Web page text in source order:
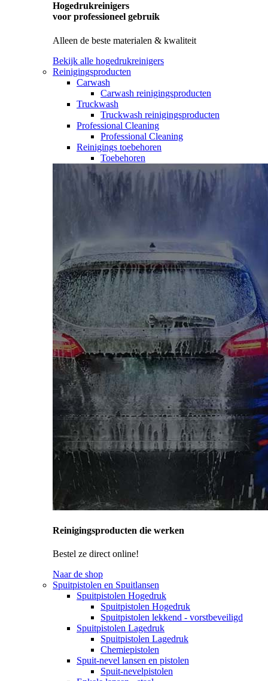
Hogedrukreinigers
voor professioneel gebruik
Alleen de beste materialen & kwaliteit
Bekijk alle hogedrukreinigers
Reinigingsproducten
Carwash
Carwash reinigingsproducten
Truckwash
Truckwash reinigingsproducten
Professional Cleaning
Professional Cleaning
Reinigings toebehoren
Toebehoren
Reinigingsproducten die werken
Bestel ze direct online!
Naar de shop
Spuitpistolen en Spuitlansen
Spuitpistolen Hogedruk
Spuitpistolen Hogedruk
Spuitpistolen lekkend - vorstbeveiligd
Spuitpistolen Lagedruk
Spuitpistolen Lagedruk
Chemiepistolen
Spuit-nevel lansen en pistolen
Spuit-nevelpistolen